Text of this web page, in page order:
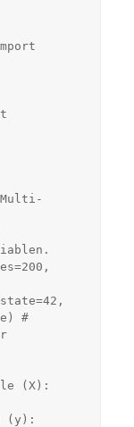
Multi-
#
(X):
(y):